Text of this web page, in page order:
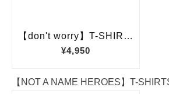
【NOT A NAME HEROES】T-